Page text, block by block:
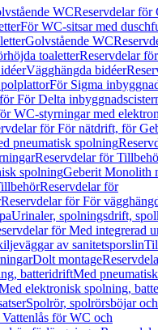
WCReservdelar för
För WC-sitsar med
Golvstående WC
toaletterReservdelar
Vägghängda bidéer
För Sigma
För Delta
WC-styrningar med
för För nätdrift, för
pneumatisk spolning
Reservdelar för
spolningGeberit Monolith
Reservdelar för
Reservdelar för För
Urinaler, spolningsdrift,
för Med integrerad
av sanitetsporslin
Dolt montage
batteridriftMed
elektronisk spolning,
Spolrör, spolrörsböjar och
för WC och